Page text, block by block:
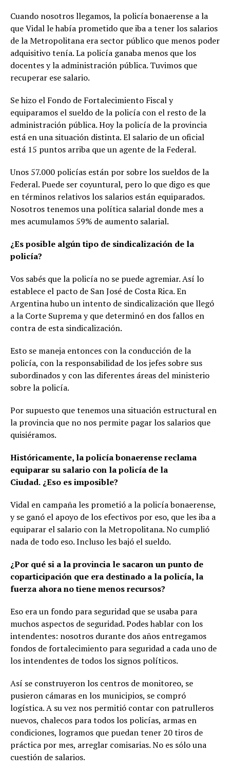
Cuando nosotros llegamos, la policía bonaerense a la
que Vidal le había prometido que iba a tener los salarios
de la Metropolitana era sector público que menos poder
adquisitivo tenía. La policía ganaba menos que los
docentes y la administración pública. Tuvimos que
recuperar ese salario.
Se hizo el Fondo de Fortalecimiento Fiscal y
equiparamos el sueldo de la policía con el resto de la
administración pública. Hoy la policía de la provincia
está en una situación distinta. El salario de un oficial
está 15 puntos arriba que un agente de la Federal.
Unos 57.000 policías están por sobre los sueldos de la
Federal. Puede ser coyuntural, pero lo que digo es que
en términos relativos los salarios están equiparados.
Nosotros tenemos una política salarial donde mes a
mes acumulamos 59% de aumento salarial.
¿Es posible algún tipo de sindicalización de la
policía?
Vos sabés que la policía no se puede agremiar. Así lo
establece el pacto de San José de Costa Rica. En
Argentina hubo un intento de sindicalización que llegó
a la Corte Suprema y que determinó en dos fallos en
contra de esta sindicalización.
Esto se maneja entonces con la conducción de la
policía, con la responsabilidad de los jefes sobre sus
subordinados y con las diferentes áreas del ministerio
sobre la policía.
Por supuesto que tenemos una situación estructural en
la provincia que no nos permite pagar los salarios que
quisiéramos.
Históricamente, la policía bonaerense reclama
equiparar su salario con la policía de la
Ciudad. ¿Eso es imposible?
Vidal en campaña les prometió a la policía bonaerense,
y se ganó el apoyo de los efectivos por eso, que les iba a
equiparar el salario con la Metropolitana. No cumplió
nada de todo eso. Incluso les bajó el sueldo.
¿Por qué si a la provincia le sacaron un punto de
coparticipación que era destinado a la policía, la
fuerza ahora no tiene menos recursos?
Eso era un fondo para seguridad que se usaba para
muchos aspectos de seguridad. Podes hablar con los
intendentes: nosotros durante dos años entregamos
fondos de fortalecimiento para seguridad a cada uno de
los intendentes de todos los signos políticos.
Así se construyeron los centros de monitoreo, se
pusieron cámaras en los municipios, se compró
logística. A su vez nos permitió contar con patrulleros
nuevos, chalecos para todos los policías, armas en
condiciones, logramos que puedan tener 20 tiros de
práctica por mes, arreglar comisarias. No es sólo una
cuestión de salarios.